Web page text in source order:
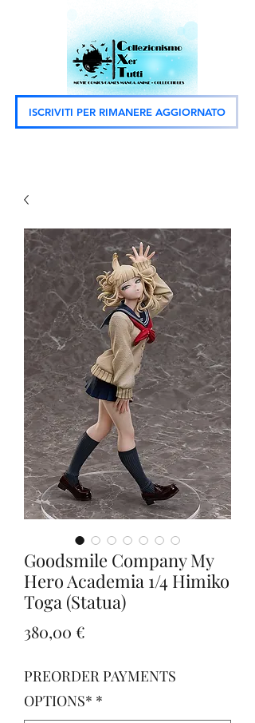
ISCRIVITI PER RIMANERE AGGIORNATO
Goodsmile Company My
Hero Academia 1/4 Himiko
Toga (Statua)
380,00 €
PREORDER PAYMENTS
OPTIONS* *